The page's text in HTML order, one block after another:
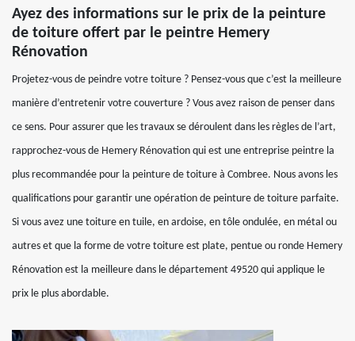
Ayez des informations sur le prix de la peinture
de toiture offert par le peintre Hemery
Rénovation
Projetez-vous de peindre votre toiture ? Pensez-vous que c’est la meilleure
manière d’entretenir votre couverture ? Vous avez raison de penser dans
ce sens. Pour assurer que les travaux se déroulent dans les règles de l’art,
rapprochez-vous de Hemery Rénovation qui est une entreprise peintre la
plus recommandée pour la peinture de toiture à Combree. Nous avons les
qualifications pour garantir une opération de peinture de toiture parfaite.
Si vous avez une toiture en tuile, en ardoise, en tôle ondulée, en métal ou
autres et que la forme de votre toiture est plate, pentue ou ronde Hemery
Rénovation est la meilleure dans le département 49520 qui applique le
prix le plus abordable.